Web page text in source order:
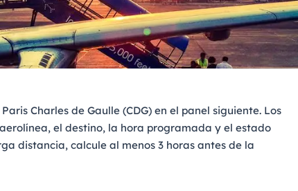
Charles de Gaulle (CDG) en el panel siguiente. Los
el destino, la hora programada y el estado
distancia, calcule al menos 3 horas antes de la